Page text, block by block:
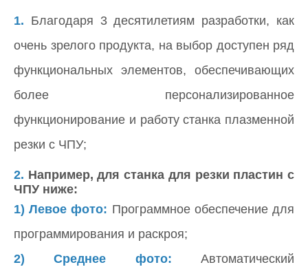
1. Благодаря 3 десятилетиям разработки, как
очень зрелого продукта, на выбор доступен ряд
функциональных элементов, обеспечивающих
более персонализированное
функционирование и работу станка плазменной
резки с ЧПУ;
2. Например, для станка для резки пластин с
ЧПУ ниже:
1) Левое фото: Программное обеспечение для
программирования и раскроя;
2) Среднее фото: Автоматический